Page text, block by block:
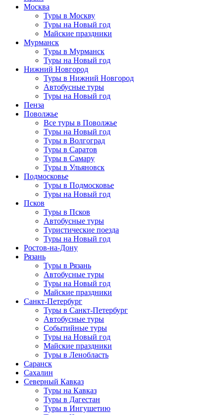
Москва
Туры в Москву
Туры на Новый год
Майские праздники
Мурманск
Туры в Мурманск
Туры на Новый год
Нижний Новгород
Туры в Нижний Новгород
Автобусные туры
Туры на Новый год
Пенза
Поволжье
Все туры в Поволжье
Туры на Новый год
Туры в Волгоград
Туры в Саратов
Туры в Самару
Туры в Ульяновск
Подмосковье
Туры в Подмосковье
Туры на Новый год
Псков
Туры в Псков
Автобусные туры
Туристические поезда
Туры на Новый год
Ростов-на-Дону
Рязань
Туры в Рязань
Автобусные туры
Туры на Новый год
Майские праздники
Санкт-Петербург
Туры в Санкт-Петербург
Автобусные туры
Событийные туры
Туры на Новый год
Майские праздники
Туры в Ленобласть
Саранск
Сахалин
Северный Кавказ
Туры на Кавказ
Туры в Дагестан
Туры в Ингушетию